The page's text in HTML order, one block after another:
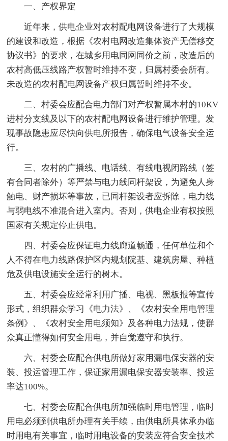
一、产权界定
近年来，供电企业对农村配电网设备进行了大规模
的建设和改造，根据《农村电网改造集体资产无偿移交
协议书》的要求，在城乡用电同网同价之前，改造后的
农村高低压线路产权暂时维持不变，归属村委会所有。
未改造的农村配电网设备产权归属暂时维持不变。
二、村委会应配合电力部门对产权暂属本村的10KV
进村分支线及以下的农村配电网设备进行维护管理。发
现事故隐患应尽快向供电所报告，确保电气设备安全运
行。
三、农村的广播线、电话线、有线电视闭路线（签
有合同者除外）等严禁与电力线同杆架设，为避免人身
触电、财产损坏等事故，已同杆架设者应拆除，电力线
与弱电线不准混合进入室内。否则，供电企业有权按照
国家有关规定停止供电。
四、村委会应保证电力线廊道畅通，任何单位和个
人不得在电力线路保护区内规划院基、建筑房屋、种植
危及供电设施安全运行的树木。
五、村委会应经常利用广播、电视、黑板报等宣传
形式，组织群众学习《电力法》、《农村安全用电管理
条例》、《农村安全用电须知》及各种电力法规，使群
众真正懂得如何安全用电，并自觉遵守和执行。
六、村委会应配合供电所做好家用漏电保安器的安
装、投运管理工作，保证家用漏电保安器安装率、投运
率达100%。
七、村委会应配合供电所加强临时用电管理，临时
用电必须到供电所办理有关手续，由供电所具体承办临
时用电有关事宜，临时用电设备的安装应符合安全技术